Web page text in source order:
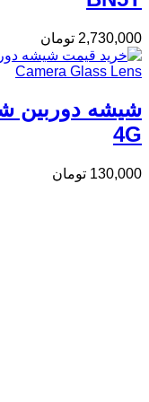
2,730,000 تومان
4G
130,000 تومان